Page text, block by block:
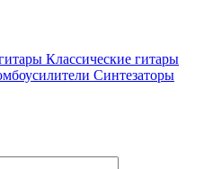
Классические гитары
Синтезаторы